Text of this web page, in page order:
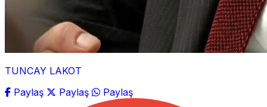
TUNCAY LAKOT
Paylaş
Paylaş Paylaş